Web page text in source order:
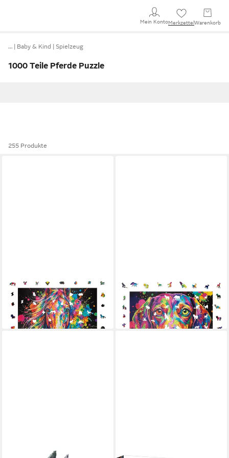
Mein KontoMerkzettel Warenkorb
… Baby & Kind Spielzeug
1000 Teile Pferde Puzzle
255 Produkte
Puzzle Buntes Pferd
Holzpuzzle (2D)
59,90 €
in 3-4 Werktagen bei dir
Puzzle Bunter Dackel
Holzpuzzle (2D)
59,90 €
in 3-4 Werktagen bei dir